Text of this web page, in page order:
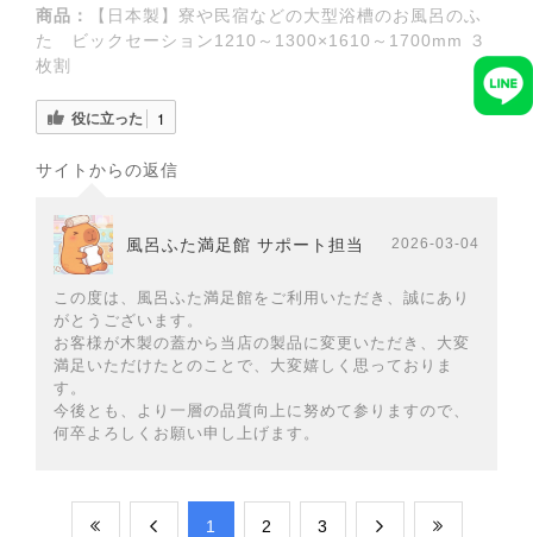
商品：
【日本製】寮や民宿などの大型浴槽のお風呂のふ
た ビックセーション1210～1300×1610～1700mm ３
枚割
役に立った 1
サイトからの返信
風呂ふた満足館 サポート担当 2026-03-04
この度は、風呂ふた満足館をご利用いただき、誠にあり
がとうございます。
お客様が木製の蓋から当店の製品に変更いただき、大変
満足いただけたとのことで、大変嬉しく思っておりま
す。
今後とも、より一層の品質向上に努めて参りますので、
何卒よろしくお願い申し上げます。
​1 ​2 ​3